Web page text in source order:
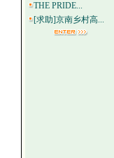
THE PRIDE...
[求助]京南乡村高...